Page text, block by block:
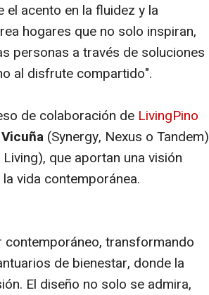
el acento en la fluidez y la
hogares que no solo inspiran,
personas a través de soluciones
al disfrute compartido".
de colaboración de LivingPino
(Synergy, Nexus o Tandem)
Living), que aportan una visión
vida contemporánea.
transformando
de bienestar, donde la
El diseño no solo se admira,